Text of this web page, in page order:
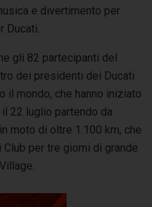
e divertimento per
Ducati.
gli 82 partecipanti del
dei presidenti dei Ducati
il mondo, che hanno iniziato
22 luglio partendo da
moto di oltre 1.100 km, che
per tre giorni di grande